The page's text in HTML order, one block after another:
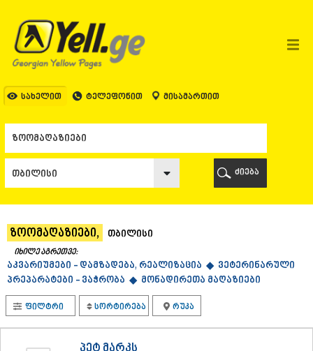
სახელით ტელეფონით მისამართით
ᲗᲑᲘᲚᲘᲡᲘ
ᲗᲑᲘᲚᲘᲡᲘ
ᲐᲤᲮᲐᲖᲔᲗᲘ
ᲒᲐᲚᲘ
ᲑᲐᲗᲣᲛᲘ
ᲥᲝᲑᲣᲚᲔᲗᲘ
ᲨᲣᲐᲮᲔᲕᲘ
ᲩᲐᲥᲕᲘ
ᲝᲖᲣᲠᲒᲔᲗᲘ
ᲩᲝᲮᲐᲢᲐᲣᲠᲘ
ᲣᲠᲔᲙᲘ
ᲘᲛᲔᲠᲔᲗᲘ
ᲑᲐᲦᲓᲐᲗᲘ
ᲕᲐᲜᲘ
ᲖᲔᲡᲢᲐᲤᲝᲜᲘ
ძიება
ზოომაღაზიები, თბილისი
იხილე აგრეთვე:
აკვარიუმები - დამზადება, რეალიზაცია ◆ ვეტერინარული
პრეპარატები - ვაჭრობა ◆ მონადირეთა მაღაზიები
ფილტრი სორტირება რუკა